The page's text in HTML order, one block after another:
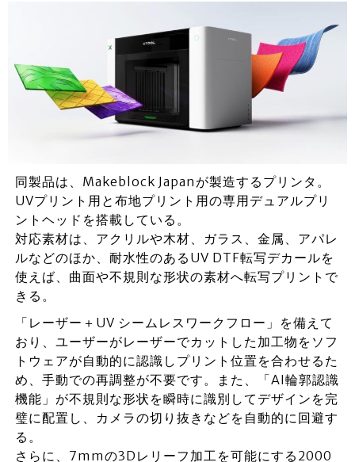
同製品は、Makeblock Japanが製造するプリンタ。
UVプリント用と布地プリント用の専用デュアルプリ
ントヘッドを搭載している。
対応素材は、アクリルや木材、ガラス、金属、アパレ
ルなどのほか、耐水性のあるUV DTF転写デカールを
使えば、曲面や不規則な形状の素材へ転写プリントで
きる。
「レーザー＋UV シームレスワークフロー」を備えて
おり、ユーザーがレーザーでカットした加工物をソフ
トウェアが自動的に認識しプリント位置を合わせるた
め、手動での再調整が不要です。また、「AI輪郭認識
機能」が不規則な形状を瞬時に識別してデザインを完
璧に配置し、カメラの切り抜きなどを自動的に回避す
る。
さらに、7mmの3Dレリーフ加工を可能にする2000